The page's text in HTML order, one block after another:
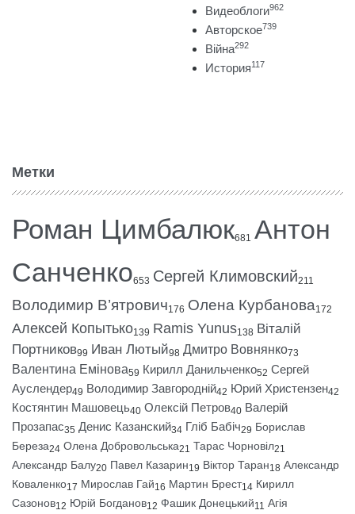
Видеоблоги962
Авторское739
Війна292
История117
Метки
Роман Цимбалюк681 Антон
Санченко653 Сергей Климовский211
Володимир В’ятрович176 Олена Курбанова172
Алексей Копытько139 Ramis Yunus138 Віталій
Портников99 Иван Лютый98 Дмитро Вовнянко73
Валентина Емінова59 Кирилл Данильченко52 Сергей
Ауслендер49 Володимир Завгородній42 Юрий Христензен42
Костянтин Машовець40 Олексій Петров40 Валерій
Прозапас35 Денис Казанский34 Гліб Бабіч29 Борислав
Береза24 Олена Добровольська21 Тарас Чорновіл21
Александр Балу20 Павел Казарин19 Віктор Таран18 Александр
Коваленко17 Мирослав Гай16 Мартин Брест14 Кирилл
Сазонов12 Юрій Богданов12 Фашик Донецький11 Агія